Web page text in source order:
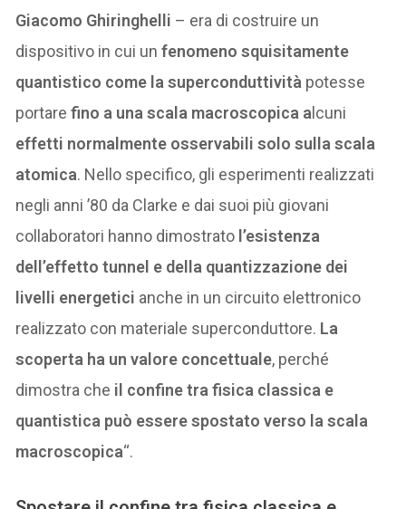
Giacomo Ghiringhelli – era di costruire un
dispositivo in cui unfenomeno squisitamente
quantistico come la superconduttività potesse
portare fino a una scala macroscopica alcuni
effetti normalmente osservabili solo sulla scala
atomica. Nello specifico, gli esperimenti realizzati
negli anni ’80 da Clarke e dai suoi più giovani
collaboratori hanno dimostrato l’esistenza
dell’effetto tunnel e della quantizzazione dei
livelli energetici anche in un circuito elettronico
realizzato con materiale superconduttore. La
scoperta ha un valore concettuale, perché
dimostra che il confine tra fisica classica e
quantistica può essere spostato verso la scala
macroscopica“.